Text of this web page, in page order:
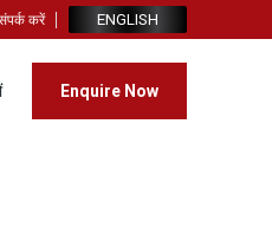
करें ENGLISH
Enquire Now